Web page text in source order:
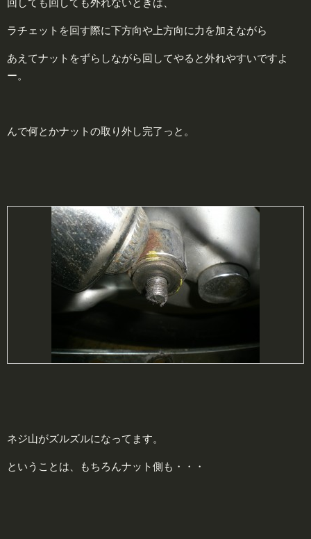
ラチェットを回す際に下方向や上方向に力を加えながら
あえてナットをずらしながら回してやると外れやすいですよ
ー。
んで何とかナットの取り外し完了っと。
ネジ山がズルズルになってます。
ということは、もちろんナット側も・・・